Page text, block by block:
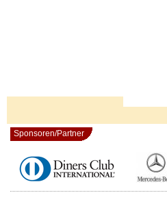
Sponsoren/Partner